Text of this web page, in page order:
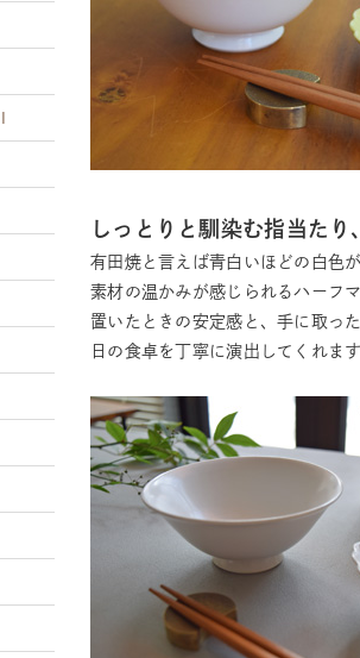
しっとりと馴染む指当たり
有田焼と言えば青白いほどの白色
素材の温かみが感じられるハーフ
置いたときの安定感と、手に取っ
日の食卓を丁寧に演出してくれます